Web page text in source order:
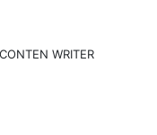
WRITER